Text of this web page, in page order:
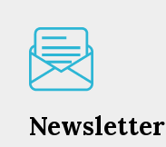
Newsletter